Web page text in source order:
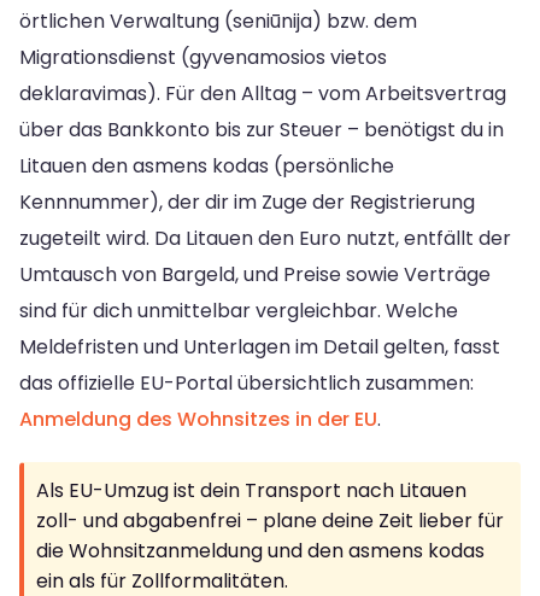
örtlichen Verwaltung (seniūnija) bzw. dem
Migrationsdienst (gyvenamosios vietos
deklaravimas). Für den Alltag – vom Arbeitsvertrag
über das Bankkonto bis zur Steuer – benötigst du in
Litauen den asmens kodas (persönliche
Kennnummer), der dir im Zuge der Registrierung
zugeteilt wird. Da Litauen den Euro nutzt, entfällt der
Umtausch von Bargeld, und Preise sowie Verträge
sind für dich unmittelbar vergleichbar. Welche
Meldefristen und Unterlagen im Detail gelten, fasst
das offizielle EU-Portal übersichtlich zusammen:
Anmeldung des Wohnsitzes in der EU.
Als EU-Umzug ist dein Transport nach Litauen
zoll- und abgabenfrei – plane deine Zeit lieber für
die Wohnsitzanmeldung und den asmens kodas
ein als für Zollformalitäten.